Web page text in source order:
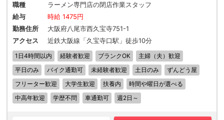
職種
ラーメン専門店の閉店作業スタッフ
給与
時給 1475円
勤務住所
大阪府八尾市西久宝寺751-1
アクセス
近鉄大阪線「久宝寺口駅」徒歩10分
1日4時間以内 経験者歓迎 ブランクOK
主婦（夫）歓迎
平日のみ
バイク通勤可 未経験者歓迎 土日のみ
ずんどう屋
フリーター歓迎
大学生歓迎 扶養内
時間や曜日が選べる
中高年歓迎
学歴不問 車通勤可 週2日～